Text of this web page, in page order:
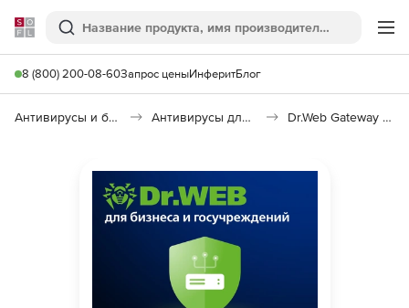
Softline
Поиск
8 (800) 200-08-60Запрос ценыИнферитБлог
Антивирусы и безопасность Антивирусы для организаций Dr.Web Gateway Security Suite